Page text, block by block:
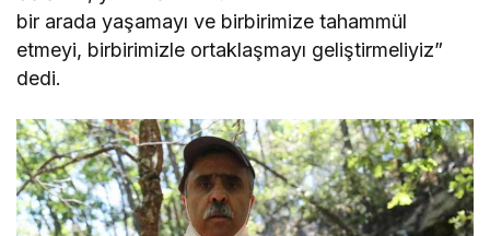
bir arada yaşamayı ve birbirimize tahammül
etmeyi, birbirimizle ortaklaşmayı geliştirmeliyiz”
dedi.